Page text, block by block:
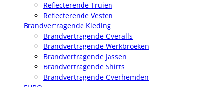
Reflecterende Truien
Reflecterende Vesten
Brandvertragende Kleding
Brandvertragende Overalls
Brandvertragende Werkbroeken
Brandvertragende Jassen
Brandvertragende Shirts
Brandvertragende Overhemden